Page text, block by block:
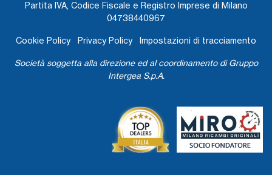
Partita IVA, Codice Fiscale e Registro Imprese di Milano
04738440967
Cookie Policy Privacy Policy Impostazioni di tracciamento
Società soggetta alla direzione ed al coordinamento di Gruppo
Intergea S.p.A.